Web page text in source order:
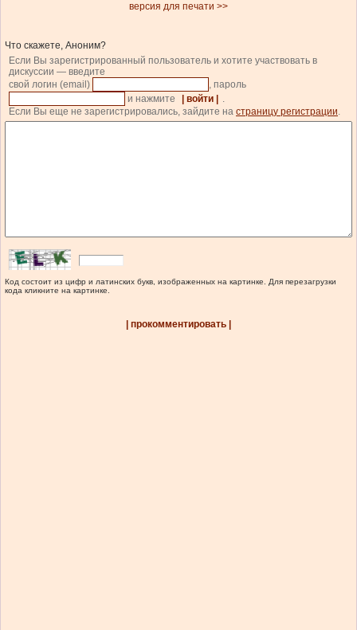
версия для печати >>
Что скажете, Аноним?
Если Вы зарегистрированный пользователь и хотите участвовать в
дискуссии — введите
свой логин (email)
, пароль
и нажмите
| войти |
.
Если Вы еще не зарегистрировались, зайдите на страницу регистрации.
Код состоит из цифр и латинских букв, изображенных на картинке. Для перезагрузки
кода кликните на картинке.
| прокомментировать |